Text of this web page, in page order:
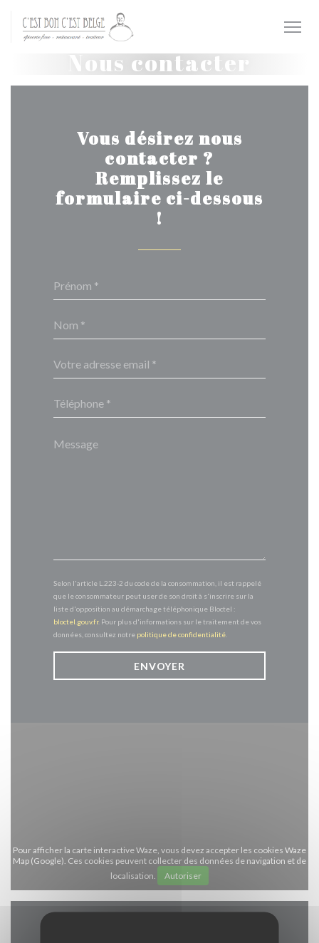
Personnalisation de vos choix en matière de cookies
Nous contacter
Vous désirez nous
contacter ?
Remplissez le
formulaire ci-dessous
!
Selon l'article L.223-2 du code de la consommation, il est rappelé
que le consommateur peut user de son droit à s'inscrire sur la
liste d'opposition au démarchage téléphonique Bloctel :
bloctel.gouv.fr. Pour plus d'informations sur le traitement de vos
données, consultez notre politique de confidentialité
Pour afficher la carte interactive Waze, vous devez accepter les cookies Waze
Map (Google). Ces cookies peuvent collecter des données de navigation et de
localisation.
Autoriser